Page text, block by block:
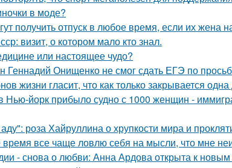
в моде?
получить отпуск в любое время, если их жена
визит, о котором мало кто знал.
или настоящее чудо?
Геннадий Онищенко не смог сдать ЕГЭ по
жизни гласит, что как только закрывается
Нью-йорк прибыло судно с 1000 женщин -
роза Хайруллина о хрупкости мира и
все чаще ловлю себя на мысли, что мне
- снова о любви: Анна Ардова открыта к